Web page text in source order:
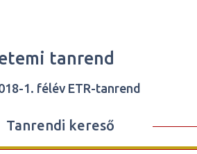
tanrend
1. félév ETR-tanrend
Tanrendi kereső